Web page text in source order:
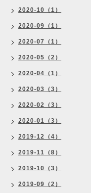
2020-10（1）
2020-09（1）
2020-07（1）
2020-05（2）
2020-04（1）
2020-03（3）
2020-02（3）
2020-01（3）
2019-12（4）
2019-11（8）
2019-10（3）
2019-09（2）